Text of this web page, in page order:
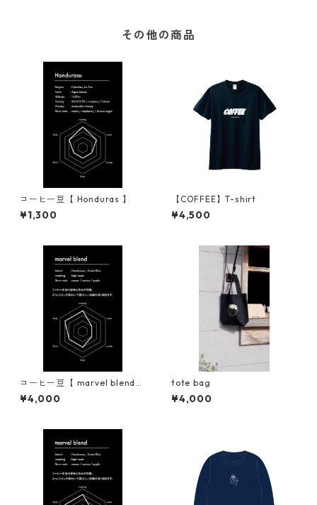
その他の商品
コーヒー豆【 Honduras 】
¥1,300
【COFFEE】T-shirt
¥4,500
コーヒー豆【 marvel blend
】
¥4,000
tote bag
¥4,000